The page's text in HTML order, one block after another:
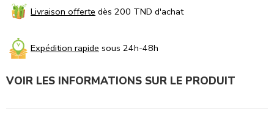
Livraison offerte dès 200 TND d'achat
Expédition rapide sous 24h-48h
VOIR LES INFORMATIONS SUR LE PRODUIT